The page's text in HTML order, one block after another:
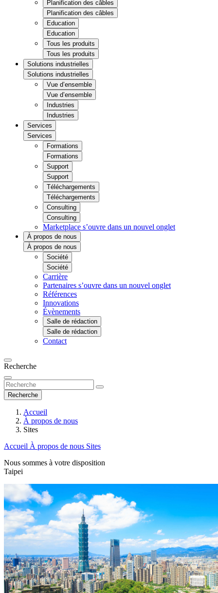
Planification des câbles
Planification des câbles
Education
Education
Tous les produits
Tous les produits
Solutions industrielles
Solutions industrielles
Vue d’ensemble
Vue d’ensemble
Industries
Industries
Services
Services
Formations
Formations
Support
Support
Téléchargements
Téléchargements
Consulting
Consulting
Marketplace s’ouvre dans un nouvel onglet
À propos de nous
À propos de nous
Société
Société
Carrière
Partenaires s’ouvre dans un nouvel onglet
Références
Innovations
Évènements
Salle de rédaction
Salle de rédaction
Contact
Recherche
Recherche
Accueil
À propos de nous
Sites
Accueil À propos de nous Sites
Nous sommes à votre disposition
Taipei